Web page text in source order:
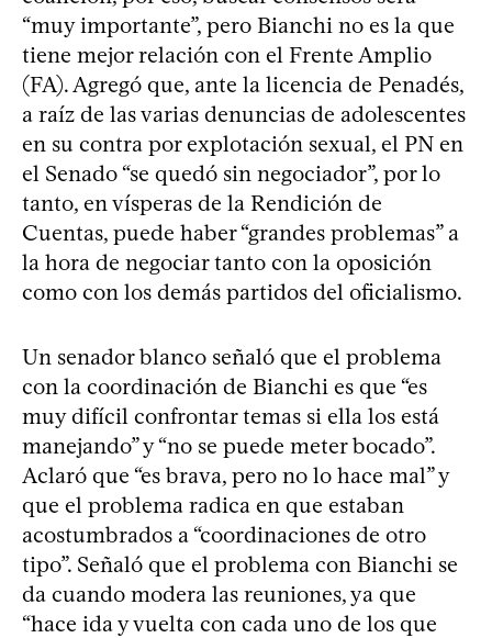
“muy importante”, pero Bianchi no es la que
tiene mejor relación con el Frente Amplio
(FA). Agregó que, ante la licencia de Penadés,
a raíz de las varias denuncias de adolescentes
en su contra por explotación sexual, el PN en
el Senado “se quedó sin negociador”, por lo
tanto, en vísperas de la Rendición de
Cuentas, puede haber “grandes problemas” a
la hora de negociar tanto con la oposición
como con los demás partidos del oficialismo.
Un senador blanco señaló que el problema
con la coordinación de Bianchi es que “es
muy difícil confrontar temas si ella los está
manejando” y “no se puede meter bocado”.
Aclaró que “es brava, pero no lo hace mal” y
que el problema radica en que estaban
acostumbrados a “coordinaciones de otro
tipo”. Señaló que el problema con Bianchi se
da cuando modera las reuniones, ya que
“hace ida y vuelta con cada uno de los que